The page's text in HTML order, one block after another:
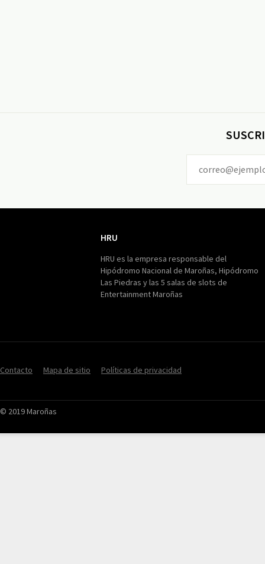
HRU
HRU es la empresa responsable del
Hipódromo Nacional de Maroñas, Hipódromo
Las Piedras y las 5 salas de slots de
Entertainment Maroñas
Contacto Mapa de sitio Políticas de privacidad
© 2019 Maroñas